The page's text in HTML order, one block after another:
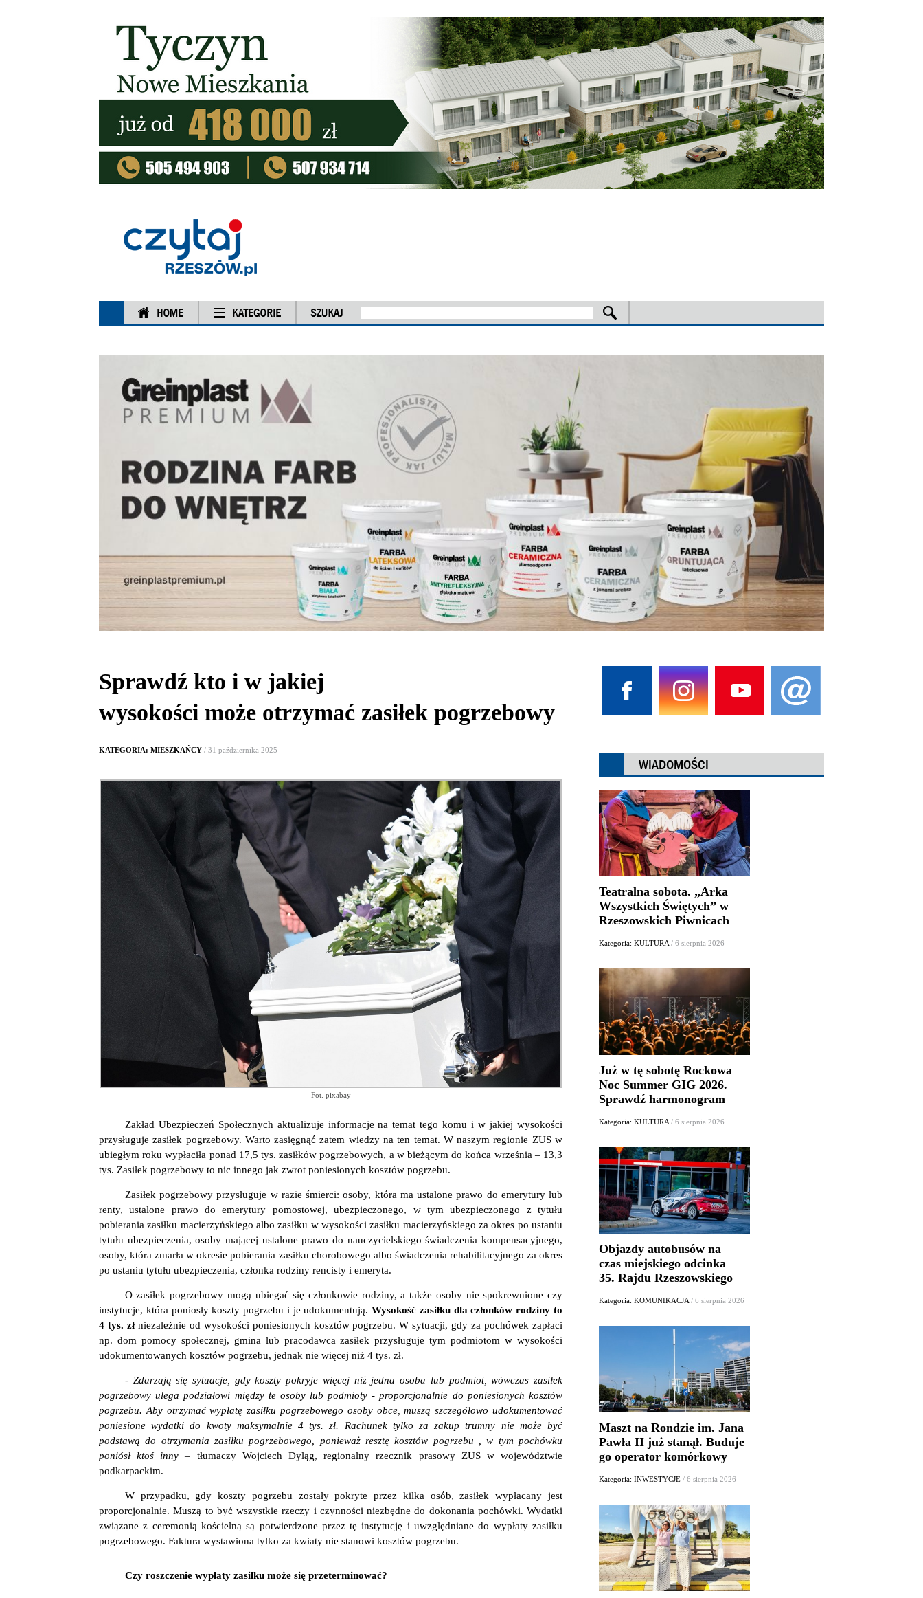
Sprawdź kto i w jakiej
wysokości może otrzymać zasiłek pogrzebowy
KATEGORIA: MIESZKAŃCY / 31 października 2025
Fot. pixabay
Zakład Ubezpieczeń Społecznych aktualizuje informacje na temat tego komu i w jakiej wysokości
przysługuje zasiłek pogrzebowy. Warto zasięgnąć zatem wiedzy na ten temat. W naszym regionie ZUS w
ubiegłym roku wypłaciła ponad 17,5 tys. zasiłków pogrzebowych, a w bieżącym do końca września – 13,3
tys. Zasiłek pogrzebowy to nic innego jak zwrot poniesionych kosztów pogrzebu.
Zasiłek pogrzebowy przysługuje w razie śmierci: osoby, która ma ustalone prawo do emerytury lub
renty, ustalone prawo do emerytury pomostowej, ubezpieczonego, w tym ubezpieczonego z tytułu
pobierania zasiłku macierzyńskiego albo zasiłku w wysokości zasiłku macierzyńskiego za okres po ustaniu
tytułu ubezpieczenia, osoby mającej ustalone prawo do nauczycielskiego świadczenia kompensacyjnego,
osoby, która zmarła w okresie pobierania zasiłku chorobowego albo świadczenia rehabilitacyjnego za okres
po ustaniu tytułu ubezpieczenia, członka rodziny rencisty i emeryta.
O zasiłek pogrzebowy mogą ubiegać się członkowie rodziny, a także osoby nie spokrewnione czy
instytucje, która poniosły koszty pogrzebu i je udokumentują.Wysokość zasiłku dla członków rodziny to
4 tys. złniezależnie od wysokości poniesionych kosztów pogrzebu. W sytuacji, gdy za pochówek zapłaci
np. dom pomocy społecznej, gmina lub pracodawca zasiłek przysługuje tym podmiotom w wysokości
udokumentowanych kosztów pogrzebu, jednak nie więcej niż 4 tys. zł.
- Zdarzają się sytuacje, gdy koszty pokryje więcej niż jedna osoba lub podmiot, wówczas zasiłek
pogrzebowy ulega podziałowi między te osoby lub podmioty - proporcjonalnie do poniesionych kosztów
pogrzebu. Aby otrzymać wypłatę zasiłku pogrzebowego osoby obce, muszą szczegółowo udokumentować
poniesione wydatki do kwoty maksymalnie 4 tys. zł. Rachunek tylko za zakup trumny nie może być
podstawą do otrzymania zasiłku pogrzebowego, ponieważ resztę kosztów pogrzebu , w tym pochówku
poniósł ktoś inny – tłumaczy Wojciech Dyląg, regionalny rzecznik prasowy ZUS w województwie
podkarpackim.
W przypadku, gdy koszty pogrzebu zostały pokryte przez kilka osób, zasiłek wypłacany jest
proporcjonalnie. Muszą to być wszystkie rzeczy i czynności niezbędne do dokonania pochówki. Wydatki
związane z ceremonią kościelną są potwierdzone przez tę instytucję i uwzględniane do wypłaty zasiłku
pogrzebowego. Faktura wystawiona tylko za kwiaty nie stanowi kosztów pogrzebu.
Czy roszczenie wypłaty zasiłku może się przeterminować?
WIADOMOŚCI
Teatralna sobota. „Arka
Wszystkich Świętych” w
Rzeszowskich Piwnicach
Kategoria: KULTURA / 6 sierpnia 2026
Już w tę sobotę Rockowa
Noc Summer GIG 2026.
Sprawdź harmonogram
Kategoria: KULTURA / 6 sierpnia 2026
Objazdy autobusów na
czas miejskiego odcinka
35. Rajdu Rzeszowskiego
Kategoria: KOMUNIKACJA / 6 sierpnia 2026
Maszt na Rondzie im. Jana
Pawła II już stanął. Buduje
go operator komórkowy
Kategoria: INWESTYCJE / 6 sierpnia 2026